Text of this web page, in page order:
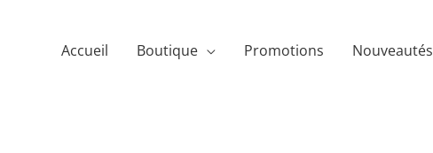
Accueil Boutique Promotions Nouveautés